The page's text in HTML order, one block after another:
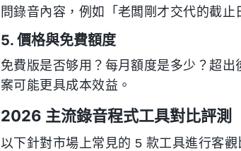
問錄音內容，例如「老闆剛才交代的截止
5. 價格與免費額度
免費版是否够用？每月額度是多少？超
案可能更具成本效益。
2026 主流錄音程式工具對比評測
以下針對市場上常見的 5 款工具進行客